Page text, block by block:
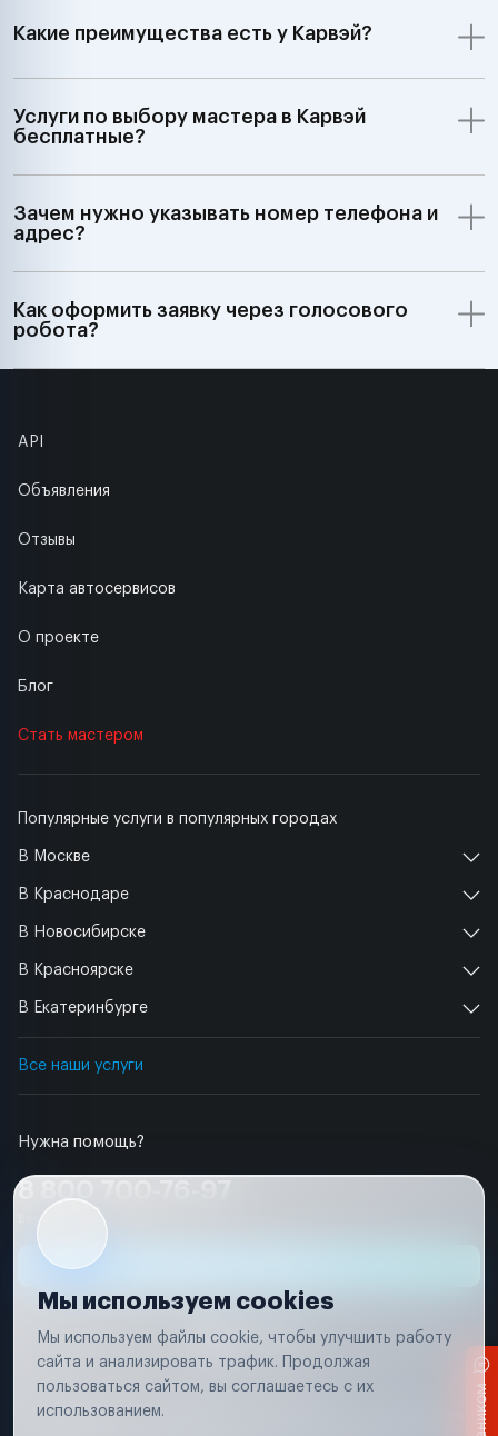
Какие преимущества есть у Карвэй?
Услуги по выбору мастера в Карвэй
бесплатные?
Зачем нужно указывать номер телефона и
адрес?
Как оформить заявку через голосового
робота?
Нужна помощь?
8 800 700-76-97
Бесплатно по РФ
Популярные услуги в популярных городах
В Москве
В Краснодаре
В Новосибирске
В Красноярске
В Екатеринбурге
Все наши услуги
API
Объявления
Отзывы
Карта автосервисов
О проекте
Блог
Стать мастером
Условия использования
Вся информация, представленная на сайте, носит исключительно
Мы используем cookies
Мы используем файлы cookie, чтобы улучшить работу
сайта и анализировать трафик. Продолжая
пользоваться сайтом, вы соглашаетесь с их
использованием.